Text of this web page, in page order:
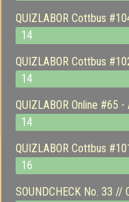
QUIZLABOR Cottbus
14
QUIZLABOR Cottbus
14
QUIZLABOR Online #65
14
QUIZLABOR Cottbus
16
SOUNDCHECK No. 33